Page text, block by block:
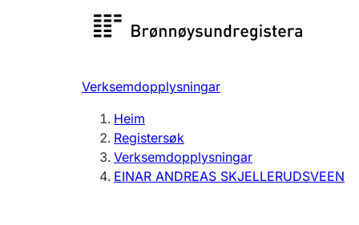
Registersøk
Registrere, endre, slette
Verksemdopplysningar
Heim
Registersøk
Verksemdopplysningar
EINAR ANDREAS SKJELLERUDSVEEN